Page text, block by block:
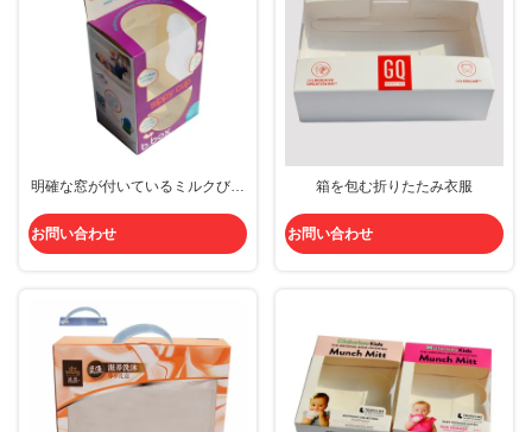
明確な窓が付いているミルクびん
お問い合わせ
箱を包む折りたたみ衣服
お問い合わせ